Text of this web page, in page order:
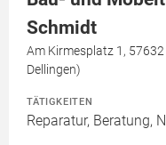
Schmidt
Am Kirmesplatz 1,
Dellingen)
TÄTIGKEITEN
Reparatur, Beratung,